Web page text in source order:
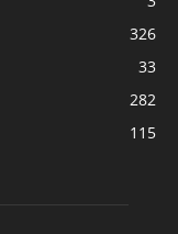
326
33
282
115